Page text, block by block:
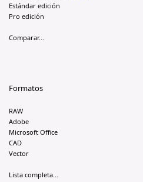
Estándar edición
Pro edición
Comparar...
Formatos
RAW
Adobe
Microsoft Office
CAD
Vector
Lista completa...